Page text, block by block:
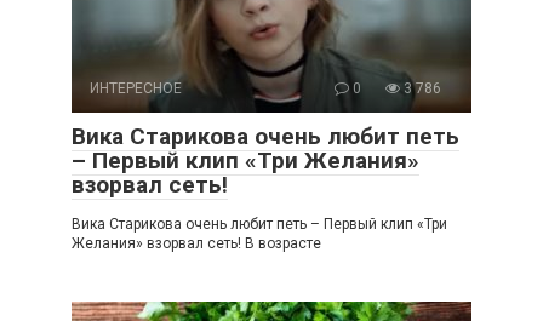
ИНТЕРЕСНОЕ 0 3 786
Вика Старикова очень любит петь
– Первый клип «Три Желания»
взорвал сеть!
Вика Старикова очень любит петь – Первый клип «Три
Желания» взорвал сеть! В возрасте